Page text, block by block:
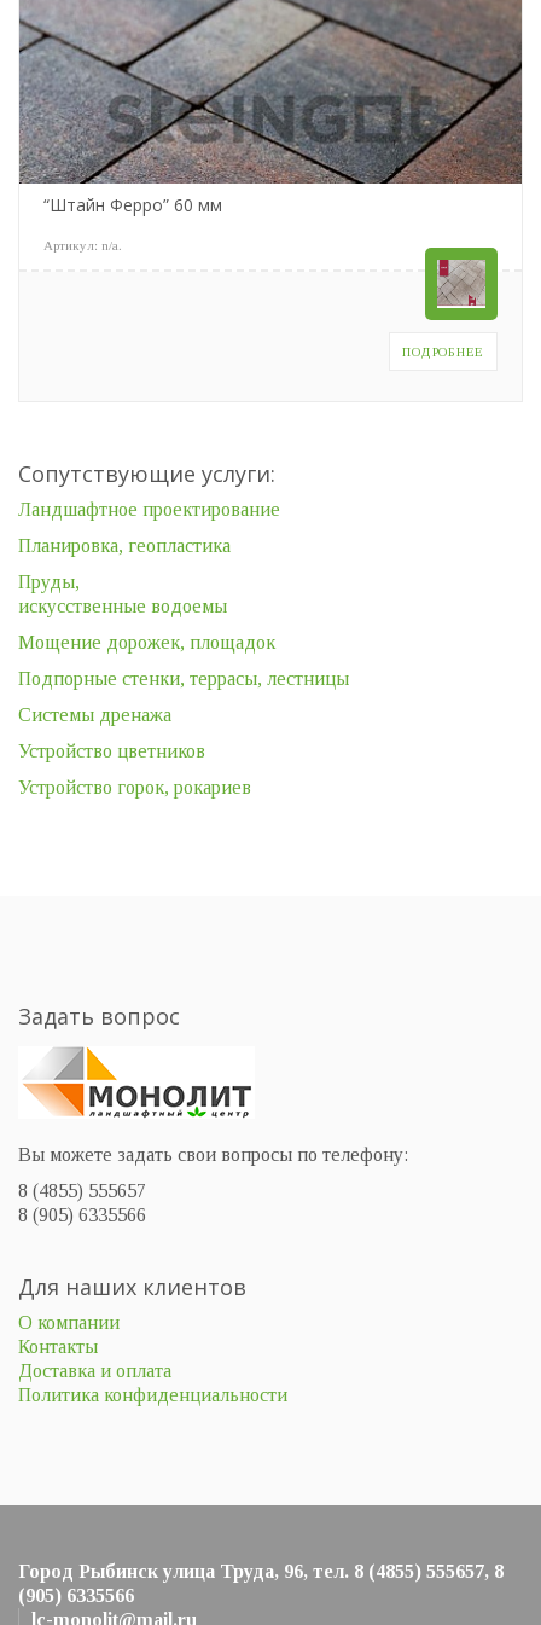
“Штайн Ферро” 60 мм
Артикул: n/a
ПОДРОБНЕЕ
Сопутствующие услуги:
Ландшафтное проектирование
Планировка, геопластика
Пруды,
искусственные водоемы
Мощение дорожек, площадок
Подпорные стенки, террасы, лестницы
Системы дренажа
Устройство цветников
Устройство горок, рокариев
Задать вопрос
Вы можете задать свои вопросы по телефону:
8 (4855) 555657
8 (905) 6335566
Для наших клиентов
О компании
Контакты
Доставка и оплата
Политика конфиденциальности
Город Рыбинск улица Труда, 96, тел. 8 (4855) 555657, 8
(905) 6335566
lc-monolit@mail.ru